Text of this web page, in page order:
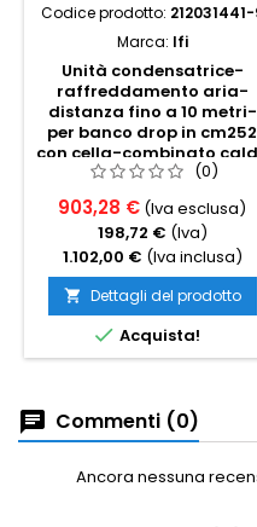
Codice prodotto:
Marca: Ifi
Unità condensatrice-
raffreddamento aria-
distanza fino a 10 metri-
per banco drop in cm252
con cella-combinato
freddo
(0)
903,28 € (Iva esclusa)
198,72 € (Iva)
1.102,00 € (Iva inclusa)
 Dettagli del prodotto
 Acquista!
Commenti (0)
Ancora nessuna